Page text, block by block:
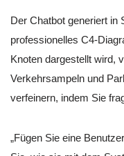
Der Chatbot generiert in
professionelles C4-
Knoten dargestellt wird,
Verkehrsampeln und
verfeinern, indem Sie
„Fügen Sie eine